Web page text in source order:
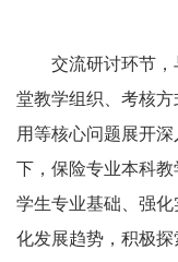
交流研讨环节
堂教学组织、考核
用等核心问题展开
下，保险专业本科
学生专业基础、强
化发展趋势，积极